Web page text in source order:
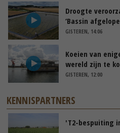
Droogte
‘Bassin
GISTEREN, 14:06
Koeien van
wereld zijn te
GISTEREN, 12:00
KENNISPARTNERS
'T2-bespuiting